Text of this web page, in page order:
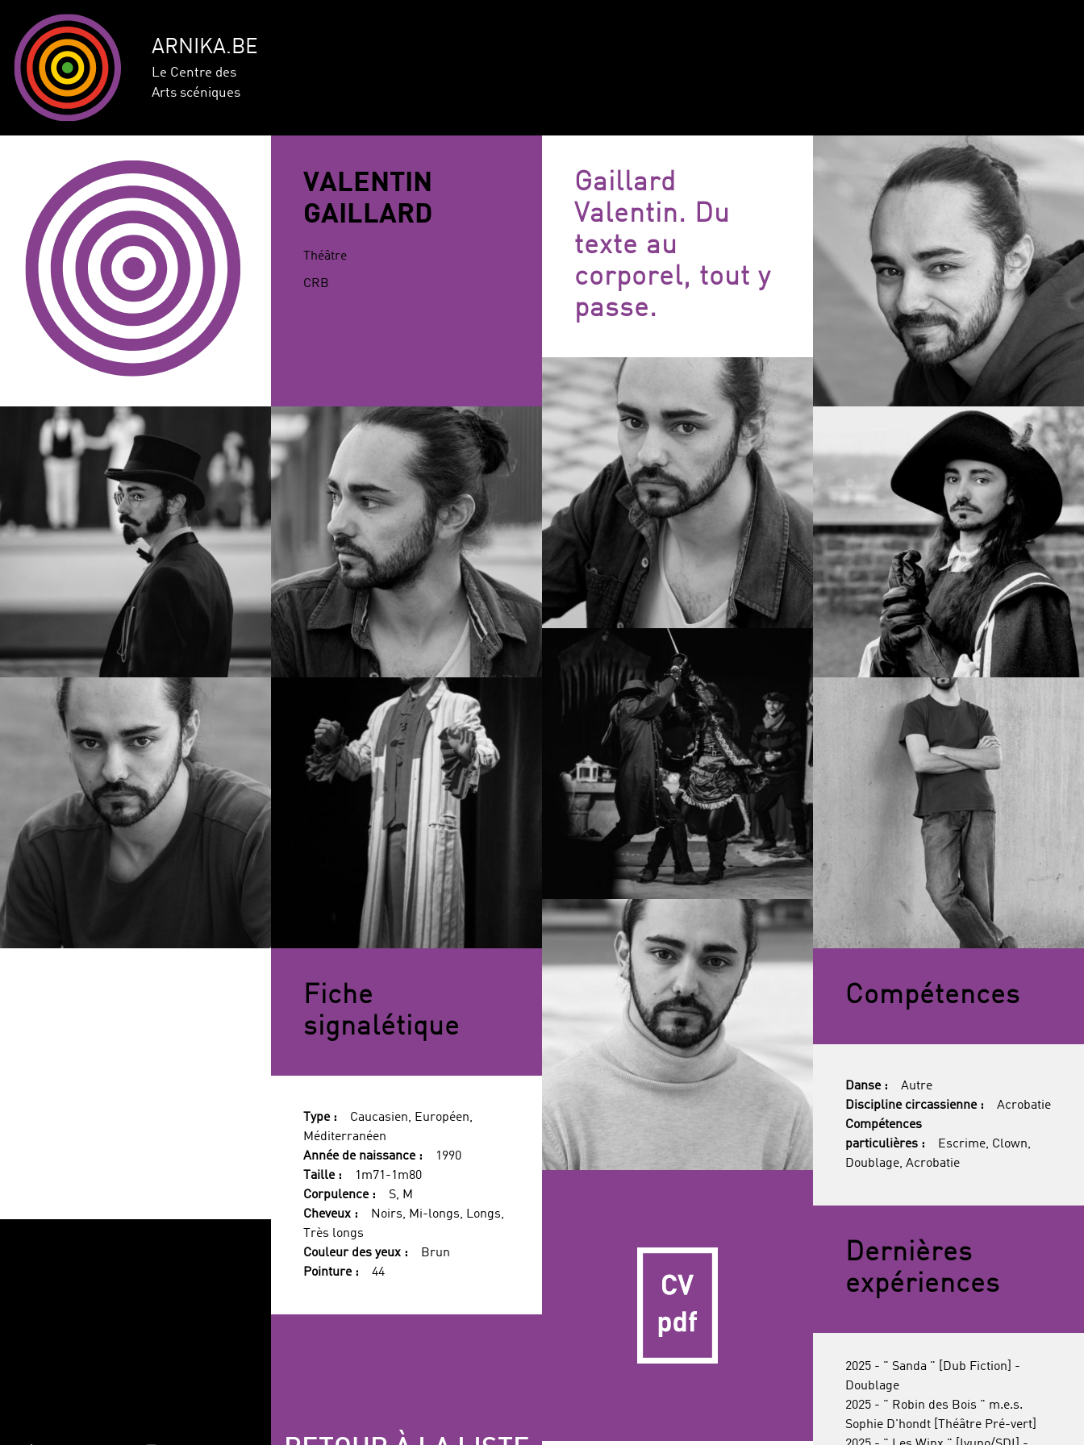
ARNIKA.BE
Le Centre des
Arts scéniques
VALENTIN
GAILLARD
Théâtre
CRB
Gaillard
Valentin. Du
texte au
corporel, tout y
passe.
Fiche
signalétique
Type :
Caucasien, Européen,
Méditerranéen
Année de naissance :
1990
Taille :
1m71-1m80
Corpulence :
S, M
Cheveux :
Noirs, Mi-longs, Longs,
Très longs
Couleur des yeux :
Brun
Pointure :
44
Compétences
Danse :
Autre
Discipline circassienne :
Acrobatie
Compétences
particulières :
Escrime, Clown,
Doublage, Acrobatie
Dernières
expériences
2025 - " Sanda " [Dub Fiction] -
Doublage
2025 - " Robin des Bois " m.e.s.
Sophie D'hondt [Théâtre Pré-vert]